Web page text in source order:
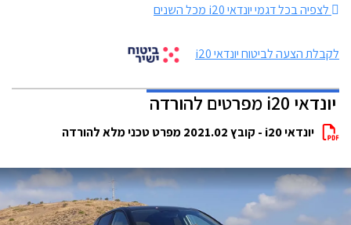
לצפיה בכל דגמי יונדאי i20 מכל השנים
לקבלת הצעה לביטוח יונדאי i20
יונדאי i20 מפרטים להורדה
יונדאי i20 - קובץ 2021.02 מפרט טכני מלא להורדה